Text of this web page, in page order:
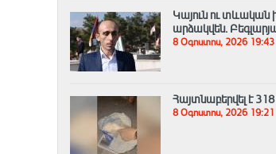
Կայուն ու
արձակվեն․
8 Օգոստոս, 2026 19:43
Հայտնաբերվել է
8 Օգոստոս, 2026 19:21